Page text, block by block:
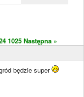
1025 Następna »
będzie super